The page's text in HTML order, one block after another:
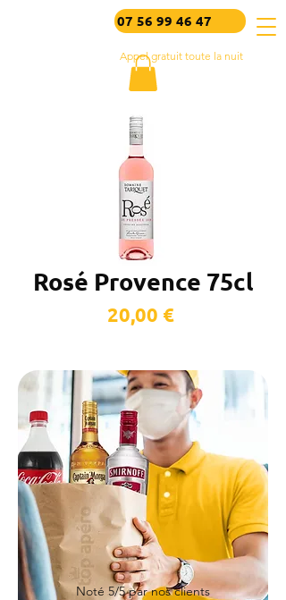
07 56 99 46 47
Appel gratuit toute la nuit
Rosé Provence 75cl
20,00 €
Noté 5/5 par nos clients